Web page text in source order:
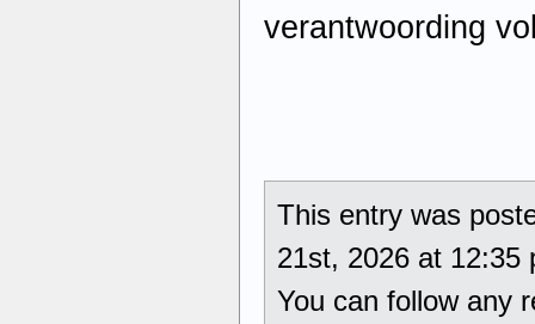
verantwoording
This entry was
21st, 2026 at
You can follow any